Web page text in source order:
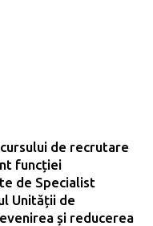
de recrutare
funcției
de Specialist
Unității de
și reducerea